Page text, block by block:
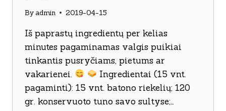
By admin 2019-04-15
Iš paprastų ingredientų per kelias
minutes pagaminamas valgis puikiai
tinkantis pusryčiams, pietums ar
vakarienei.
Ingredientai (15 vnt.
pagaminti): 15 vnt. batono riekelių; 120
gr. konservuoto tuno savo sultyse;…